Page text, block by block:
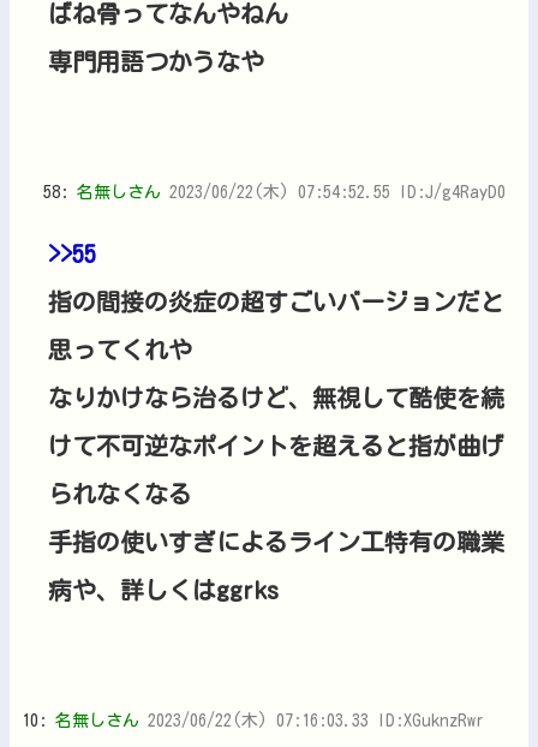
ばね骨ってなんやねん
専門用語つかうなや
58: 名無しさん 2023/06/22(木) 07:54:52.55 ID:J/g4RayD0
>>55
指の間接の炎症の超すごいバージョンだと
思ってくれや
なりかけなら治るけど、無視して酷使を続
けて不可逆なポイントを超えると指が曲げ
られなくなる
手指の使いすぎによるライン工特有の職業
病や、詳しくはggrks
10: 名無しさん 2023/06/22(木) 07:16:03.33 ID:XGuknzRwr